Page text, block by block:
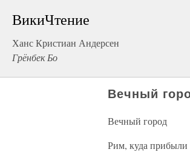
ВикиЧтение
Ханс Кристиан Андерсен
Грёнбек Бо
Вечный
Вечный город
Рим, куда прибыли